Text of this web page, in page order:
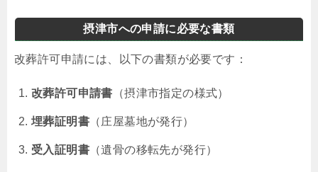
摂津市への申請に必要な書類
改葬許可申請には、以下の書類が必要です：
改葬許可申請書 （摂津市指定の様式）
埋葬証明書 （庄屋墓地が発行）
受入証明書 （遺骨の移転先が発行）